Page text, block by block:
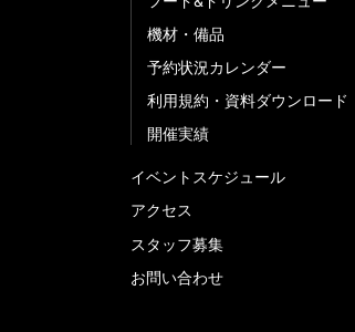
機材・備品
予約状況カレンダー
利用規約・資料ダウンロード
開催実績
イベントスケジュール
アクセス
スタッフ募集
お問い合わせ